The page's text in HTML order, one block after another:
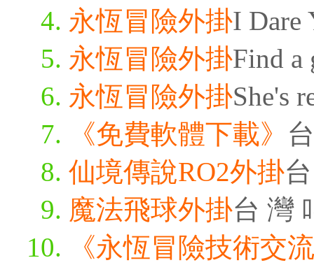
永恆冒險外掛I Dare
永恆冒險外掛Find a
永恆冒險外掛She's
《免費軟體下載》
仙境傳說RO2外掛
魔法飛球外掛台 灣
《永恆冒險技術交